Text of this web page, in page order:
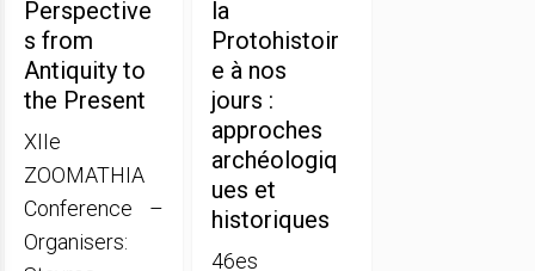
Perspective
s from
Antiquity to
the Present
XIIe
ZOOMATHIA
Conference –
Organisers:
la
Protohistoir
e à nos
jours :
approches
archéologiq
ues et
historiques
46es